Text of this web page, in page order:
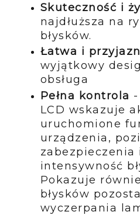
Skuteczność i
najdłuższa na
błysków.
Łatwa i
wyjątkowy
obsługa
Pełna kontrola
LCD wskazuje
uruchomione
urządzenia,
zabezpieczenia i
intensywność
Pokazuje
błysków
wyczerpania